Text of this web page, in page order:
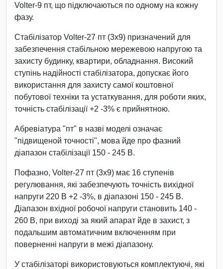
Volter-9 пт, що підключаються по одному на кожну
фазу.
Стабілізатор Volter-27 пт (3х9) призначений для
забезпечення стабільною мережевою напругою та
захисту будинку, квартири, обладнання. Високий
ступінь надійності стабілізатора, допускає його
використання для захисту самої коштовної
побутової техніки та устаткування, для роботи яких,
точність стабілізації +2 -3% є прийнятною.
Абревіатура "пт" в назві моделі означає
"підвищеной точності", мова йде про фазний
діапазон стабілізації 150 - 245 В.
Пофазно, Volter-27 пт (3х9) має 16 ступенів
регулювання, які забезпечують точність вихідної
напруги 220 В +2 -3%, в діапазоні 150 - 245 В.
Діапазон вхідної робочої напруги становить 140 -
260 В, при виході за який апарат йде в захист, з
подальшим автоматичним включенням при
поверненні напруги в межі діапазону.
У стабілізаторі використовуються комплектуючі, які